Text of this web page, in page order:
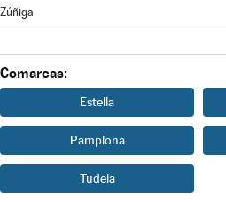
Zúñiga
Comarcas:
Estella
Pamplona
Tudela